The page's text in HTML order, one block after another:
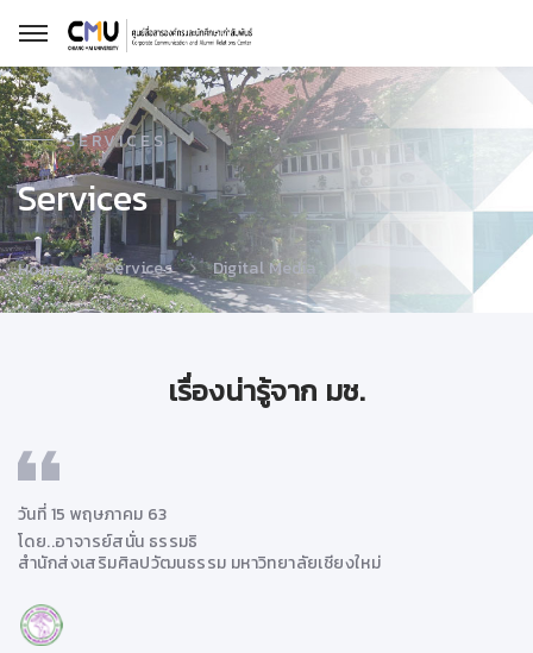
SERVICES
Services
Home Services Digital Media
เรื่องน่ารู้จาก มช.
วันที่ 15 พฤษภาคม 63
โดย..อาจารย์สนั่น ธรรมธิ
สำนักส่งเสริมศิลปวัฒนธรรม มหาวิทยาลัยเชียงใหม่